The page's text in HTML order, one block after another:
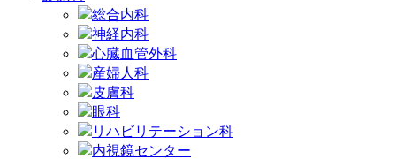
総合内科
神経内科
心臓血管外科
産婦人科
皮膚科
眼科
リハビリテーション科
内視鏡センター